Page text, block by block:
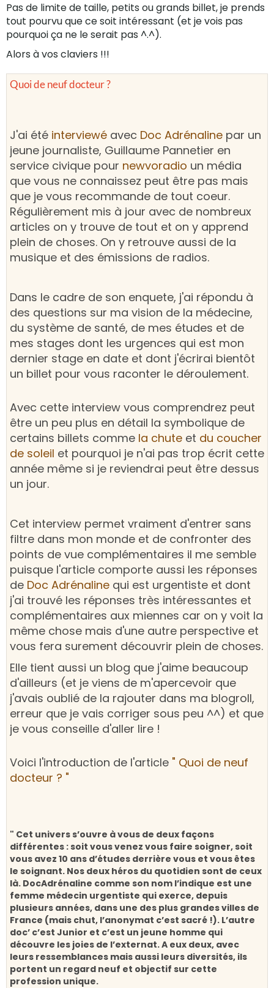
Pas de limite de taille, petits ou grands billet, je prends
tout pourvu que ce soit intéressant (et je vois pas
pourquoi ça ne le serait pas ^.^).
Alors à vos claviers !!!
Quoi de neuf docteur ?
J'ai été interviewé avec Doc Adrénaline par un
jeune journaliste, Guillaume Pannetier en
service civique pour newvoradio un média
que vous ne connaissez peut être pas mais
que je vous recommande de tout coeur.
Régulièrement mis à jour avec de nombreux
articles on y trouve de tout et on y apprend
plein de choses. On y retrouve aussi de la
musique et des émissions de radios.
Dans le cadre de son enquete, j'ai répondu à
des questions sur ma vision de la médecine,
du système de santé, de mes études et de
mes stages dont les urgences qui est mon
dernier stage en date et dont j'écrirai bientôt
un billet pour vous raconter le déroulement.
Avec cette interview vous comprendrez peut
être un peu plus en détail la symbolique de
certains billets comme la chute et du coucher
de soleil et pourquoi je n'ai pas trop écrit cette
année même si je reviendrai peut être dessus
un jour.
Cet interview permet vraiment d'entrer sans
filtre dans mon monde et de confronter des
points de vue complémentaires il me semble
puisque l'article comporte aussi les réponses
de Doc Adrénaline qui est urgentiste et dont
j'ai trouvé les réponses très intéressantes et
complémentaires aux miennes car on y voit la
même chose mais d'une autre perspective et
vous fera surement découvrir plein de choses.
Elle tient aussi un blog que j'aime beaucoup
d'ailleurs (et je viens de m'apercevoir que
j'avais oublié de la rajouter dans ma blogroll,
erreur que je vais corriger sous peu ^^) et que
je vous conseille d'aller lire !
Voici l'introduction de l'article " Quoi de neuf
docteur ? "
" Cet univers s’ouvre à vous de deux façons
différentes : soit vous venez vous faire soigner, soit
vous avez 10 ans d’études derrière vous et vous êtes
le soignant. Nos deux héros du quotidien sont de ceux
là. DocAdrénaline comme son nom l’indique est une
femme médecin urgentiste qui exerce, depuis
plusieurs années, dans une des plus grandes villes de
France (mais chut, l’anonymat c’est sacré !). L’autre
doc’ c’est Junior et c’est un jeune homme qui
découvre les joies de l’externat. A eux deux, avec
leurs ressemblances mais aussi leurs diversités, ils
portent un regard neuf et objectif sur cette
profession unique.